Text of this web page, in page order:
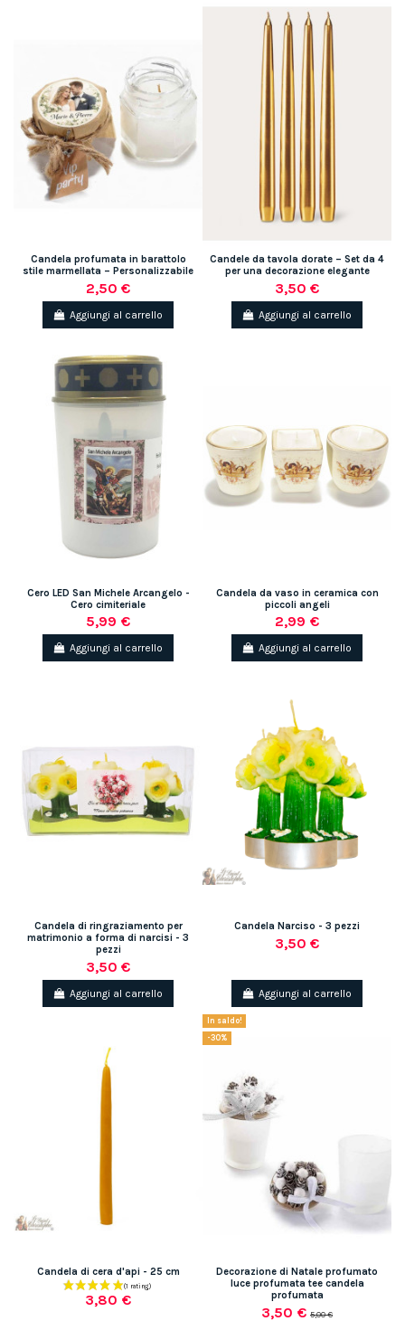
Candela profumata in barattolo
stile marmellata – Personalizzabile
2,50 €
Aggiungi al carrello
Candele da tavola dorate – Set da 4
per una decorazione elegante
3,50 €
Aggiungi al carrello
Cero LED San Michele Arcangelo -
Cero cimiteriale
5,99 €
Aggiungi al carrello
Candela da vaso in ceramica con
piccoli angeli
2,99 €
Aggiungi al carrello
Candela di ringraziamento per
matrimonio a forma di narcisi - 3
pezzi
3,50 €
Aggiungi al carrello
Candela Narciso - 3 pezzi
3,50 €
Aggiungi al carrello
Candela di cera d'api - 25 cm
3,80 €
In saldo!
-30%
Decorazione di Natale profumato
luce profumata tee candela
profumata
3,50 €5,00 €